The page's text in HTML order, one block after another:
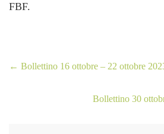
FBF.
← Bollettino 16 ottobre – 22 ottobre
Bollettino 30